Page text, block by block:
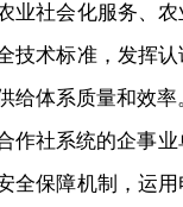
业社会化服务、
技术标准，发挥
给体系质量和效率
作社系统的企事业
全保障机制，运